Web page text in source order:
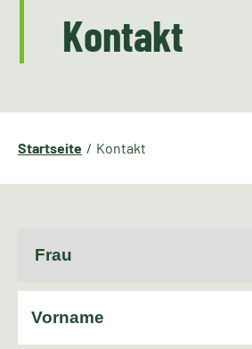
Kontakt
Startseite Kontakt